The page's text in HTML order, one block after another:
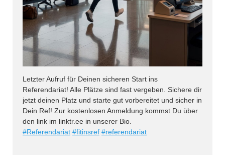
Letzter Aufruf für Deinen sicheren Start ins
Referendariat! Alle Plätze sind fast vergeben. Sichere dir
jetzt deinen Platz und starte gut vorbereitet und sicher in
Dein Ref! Zur kostenlosen Anmeldung kommst Du über
den link im linktr.ee in unserer Bio.
#Referendariat #fitinsref #referendariat